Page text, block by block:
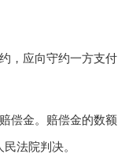
，应向守约一方支付
偿金。赔偿金的数额
法院判决。